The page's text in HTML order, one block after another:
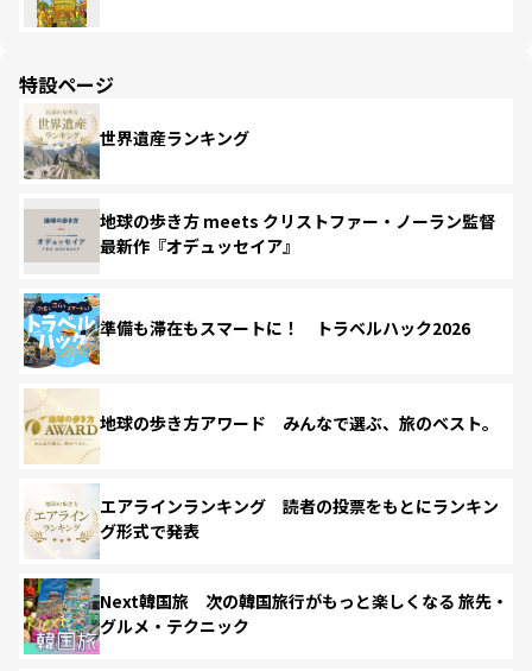
特設ページ
世界遺産ランキング
地球の歩き方 meets クリストファー・ノーラン監督
最新作『オデュッセイア』
準備も滞在もスマートに！ トラベルハック2026
地球の歩き方アワード みんなで選ぶ、旅のベスト。
エアラインランキング 読者の投票をもとにランキン
グ形式で発表
Next韓国旅 次の韓国旅行がもっと楽しくなる 旅先・
グルメ・テクニック